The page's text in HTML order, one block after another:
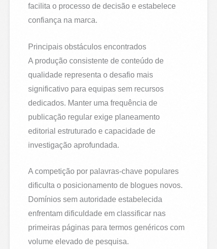
facilita o processo de decisão e estabelece
confiança na marca.
Principais obstáculos encontrados
A produção consistente de conteúdo de
qualidade representa o desafio mais
significativo para equipas sem recursos
dedicados. Manter uma frequência de
publicação regular exige planeamento
editorial estruturado e capacidade de
investigação aprofundada.
A competição por palavras-chave populares
dificulta o posicionamento de blogues novos.
Domínios sem autoridade estabelecida
enfrentam dificuldade em classificar nas
primeiras páginas para termos genéricos com
volume elevado de pesquisa.